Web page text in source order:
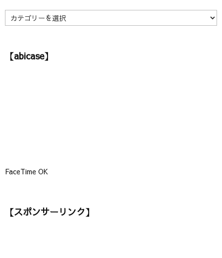
】【
カ
リ【abicase】
FaceTime OK
【スポンサーリンク】